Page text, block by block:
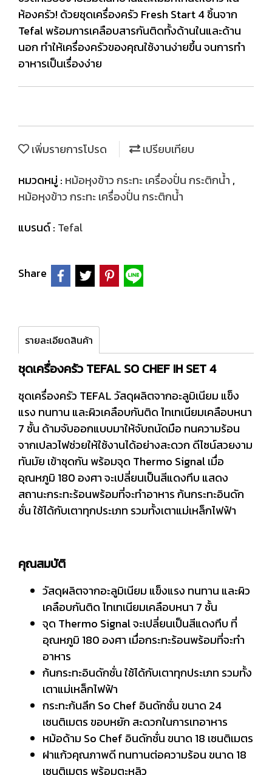
ห้องครัว! ด้วยชุดเครื่องครัว Fresh Start 4 ชิ้นจาก
Tefal พร้อมการเคลือบสารกันติดทั้งด้านในและด้าน
นอก ทำให้เครื่องครัวของคุณใช้งานง่ายขึ้น จนการทำ
อาหารเป็นเรื่องง่าย
เพิ่มรายการโปรด
เปรียบเทียบ
หมวดหมู่ : หม้อหุงข้าว กระทะ เครื่องปั่น กระติกน้ำ ,
หม้อหุงข้าว กระทะ เครื่องปั่น กระติกน้ำ
แบรนด์ : Tefal
Share
รายละเอียดสินค้า
ชุดเครื่องครัว TEFAL SO CHEF IH SET 4
ชุดเครื่องครัว TEFAL วัสดุผลิตจากอะลูมิเนียม แข็ง
แรง ทนทาน และผิวเคลือบกันติด ไทเทเนียมเคลือบหนา
7 ชั้น ด้ามจับออกแบบมาให้จับถนัดมือ ทนความร้อน
จากเปลวไฟช่วยให้ใช้งานได้อย่างสะดวก ดีไซน์สวยงาม
ทันมัย เข้าชุดกัน พร้อมจุด Thermo Signal เมื่อ
อุณหภูมิ 180 องศา จะเปลี่ยนเป็นสีแดงทึบ แสดง
สถานะกระทะร้อนพร้อมที่จะทำอาหาร ก้นกระทะอินดัก
ชั่น ใช้ได้กับเตาทุกประเภท รวมทั้งเตาแม่เหล็กไฟฟ้า
คุณสมบัติ
วัสดุผลิตจากอะลูมิเนียม แข็งแรง ทนทาน และผิว
เคลือบกันติด ไทเทเนียมเคลือบหนา 7 ชั้น
จุด Thermo Signal จะเปลี่ยนเป็นสีแดงทึบ ที่
อุณหภูมิ 180 องศา เมื่อกระทะร้อนพร้อมที่จะทำ
อาหาร
ก้นกระทะอินดักชั่น ใช้ได้กับเตาทุกประเภท รวมทั้ง
เตาแม่เหล็กไฟฟ้า
กระทะก้นลึก So Chef อินดักชั่น ขนาด 24
เซนติเมตร ขอบหยัก สะดวกในการเทอาหาร
หม้อด้าม So Chef อินดักชั่น ขนาด 18 เซนติเมตร
ฝาแก้วคุณภาพดี ทนทานต่อความร้อน ขนาด 18
เซนติเมตร พร้อมตะหลิว